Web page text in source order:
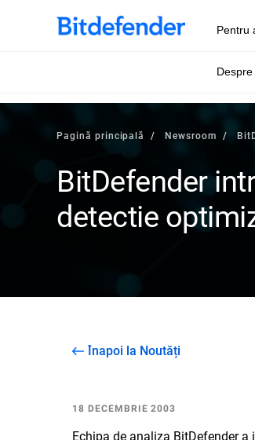
Pentru
Pagină principală Newsroom
BitDefender
detectie
Înapoi la Noutăți
18 DECEMBRIE 2003
Echipa de analiza BitDefender